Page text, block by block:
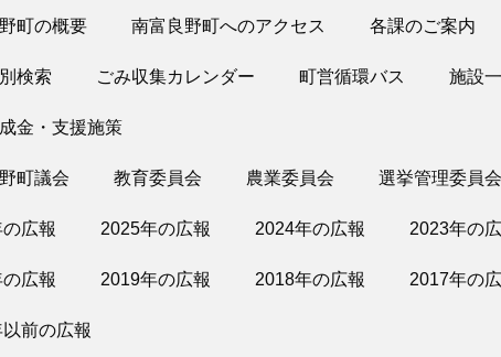
町の概要 南富良野町へのアクセス 各課のご案内
検索 ごみ収集カレンダー 町営循環バス 施設
金・支援施策
町議会 教育委員会 農業委員会 選挙管理委員会
広報 2025年の広報 2024年の広報 2023年の
広報 2019年の広報 2018年の広報 2017年の
前の広報